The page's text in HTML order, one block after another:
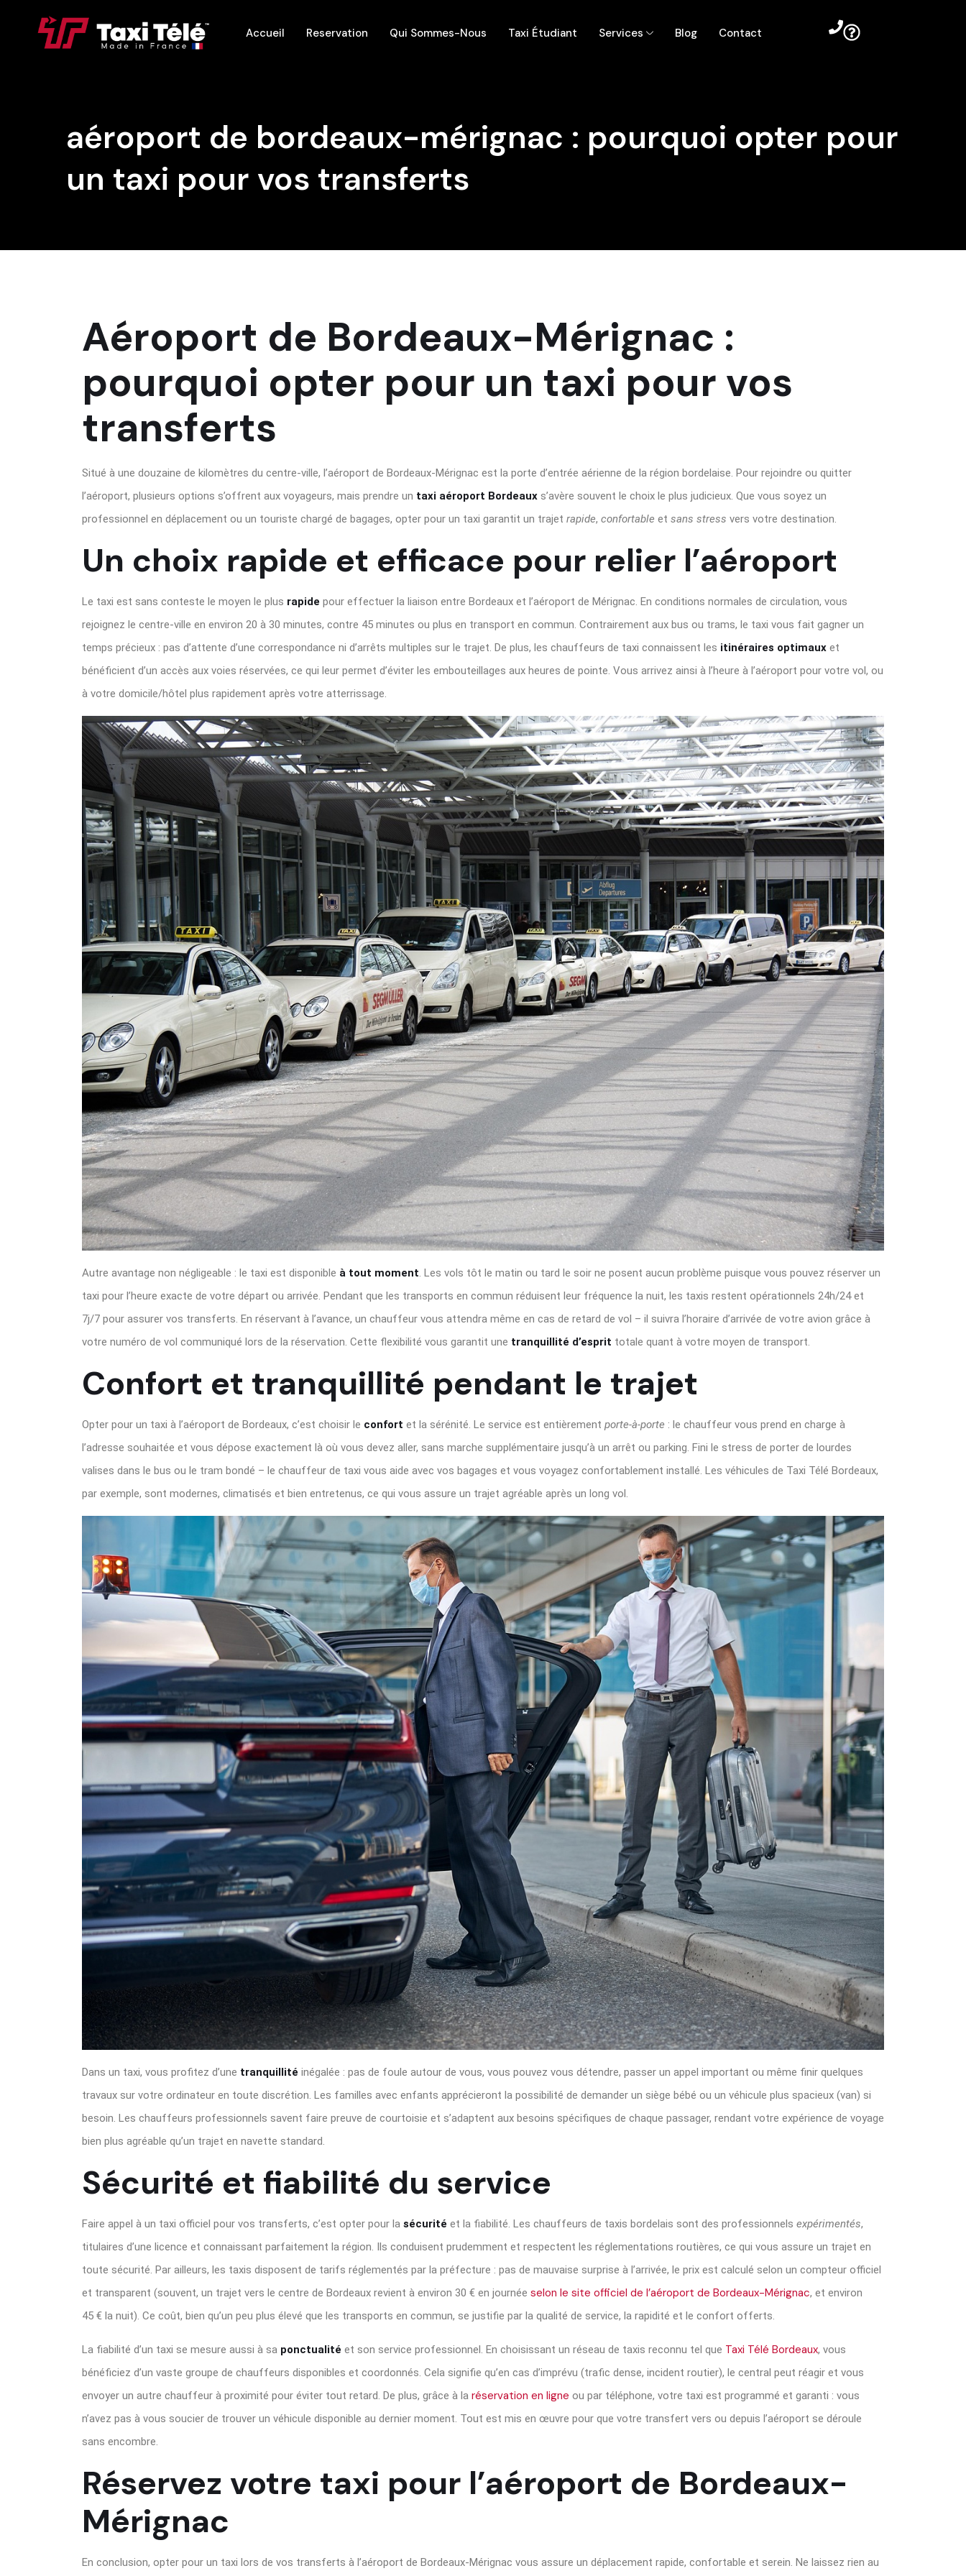
Accueil Reservation Qui Sommes-Nous Taxi Étudiant Services Blog Contact
aéroport de bordeaux-mérignac : pourquoi opter pour
un taxi pour vos transferts
Aéroport de Bordeaux-Mérignac :
pourquoi opter pour un taxi pour vos
transferts
Situé à une douzaine de kilomètres du centre-ville, l’aéroport de Bordeaux-Mérignac est la porte d’entrée aérienne de la région bordelaise. Pour rejoindre ou quitter
l’aéroport, plusieurs options s’offrent aux voyageurs, mais prendre un taxi aéroport Bordeaux s’avère souvent le choix le plus judicieux. Que vous soyez un
professionnel en déplacement ou un touriste chargé de bagages, opter pour un taxi garantit un trajet rapide, confortable et sans stress vers votre destination.
Un choix rapide et efficace pour relier l’aéroport
Le taxi est sans conteste le moyen le plus rapide pour effectuer la liaison entre Bordeaux et l’aéroport de Mérignac. En conditions normales de circulation, vous
rejoignez le centre-ville en environ 20 à 30 minutes, contre 45 minutes ou plus en transport en commun. Contrairement aux bus ou trams, le taxi vous fait gagner un
temps précieux : pas d’attente d’une correspondance ni d’arrêts multiples sur le trajet. De plus, les chauffeurs de taxi connaissent les itinéraires optimaux et
bénéficient d’un accès aux voies réservées, ce qui leur permet d’éviter les embouteillages aux heures de pointe. Vous arrivez ainsi à l’heure à l’aéroport pour votre vol, ou
à votre domicile/hôtel plus rapidement après votre atterrissage.
Autre avantage non négligeable : le taxi est disponible à tout moment. Les vols tôt le matin ou tard le soir ne posent aucun problème puisque vous pouvez réserver un
taxi pour l’heure exacte de votre départ ou arrivée. Pendant que les transports en commun réduisent leur fréquence la nuit, les taxis restent opérationnels 24h/24 et
7j/7 pour assurer vos transferts. En réservant à l’avance, un chauffeur vous attendra même en cas de retard de vol – il suivra l’horaire d’arrivée de votre avion grâce à
votre numéro de vol communiqué lors de la réservation. Cette flexibilité vous garantit une tranquillité d’esprit totale quant à votre moyen de transport.
Confort et tranquillité pendant le trajet
Opter pour un taxi à l’aéroport de Bordeaux, c’est choisir le confort et la sérénité. Le service est entièrement porte-à-porte : le chauffeur vous prend en charge à
l’adresse souhaitée et vous dépose exactement là où vous devez aller, sans marche supplémentaire jusqu’à un arrêt ou parking. Fini le stress de porter de lourdes
valises dans le bus ou le tram bondé – le chauffeur de taxi vous aide avec vos bagages et vous voyagez confortablement installé. Les véhicules de Taxi Télé Bordeaux,
par exemple, sont modernes, climatisés et bien entretenus, ce qui vous assure un trajet agréable après un long vol.
Dans un taxi, vous profitez d’une tranquillité inégalée : pas de foule autour de vous, vous pouvez vous détendre, passer un appel important ou même finir quelques
travaux sur votre ordinateur en toute discrétion. Les familles avec enfants apprécieront la possibilité de demander un siège bébé ou un véhicule plus spacieux (van) si
besoin. Les chauffeurs professionnels savent faire preuve de courtoisie et s’adaptent aux besoins spécifiques de chaque passager, rendant votre expérience de voyage
bien plus agréable qu’un trajet en navette standard.
Sécurité et fiabilité du service
Faire appel à un taxi officiel pour vos transferts, c’est opter pour la sécurité et la fiabilité. Les chauffeurs de taxis bordelais sont des professionnels expérimentés,
titulaires d’une licence et connaissant parfaitement la région. Ils conduisent prudemment et respectent les réglementations routières, ce qui vous assure un trajet en
toute sécurité. Par ailleurs, les taxis disposent de tarifs réglementés par la préfecture : pas de mauvaise surprise à l’arrivée, le prix est calculé selon un compteur officiel
et transparent (souvent, un trajet vers le centre de Bordeaux revient à environ 30 € en journée selon le site officiel de l’aéroport de Bordeaux-Mérignac, et environ
45 € la nuit). Ce coût, bien qu’un peu plus élevé que les transports en commun, se justifie par la qualité de service, la rapidité et le confort offerts.
La fiabilité d’un taxi se mesure aussi à sa ponctualité et son service professionnel. En choisissant un réseau de taxis reconnu tel que Taxi Télé Bordeaux, vous
bénéficiez d’un vaste groupe de chauffeurs disponibles et coordonnés. Cela signifie qu’en cas d’imprévu (trafic dense, incident routier), le central peut réagir et vous
envoyer un autre chauffeur à proximité pour éviter tout retard. De plus, grâce à la réservation en ligne ou par téléphone, votre taxi est programmé et garanti : vous
n’avez pas à vous soucier de trouver un véhicule disponible au dernier moment. Tout est mis en œuvre pour que votre transfert vers ou depuis l’aéroport se déroule
sans encombre.
Réservez votre taxi pour l’aéroport de Bordeaux-
Mérignac
En conclusion, opter pour un taxi lors de vos transferts à l’aéroport de Bordeaux-Mérignac vous assure un déplacement rapide, confortable et serein. Ne laissez rien au